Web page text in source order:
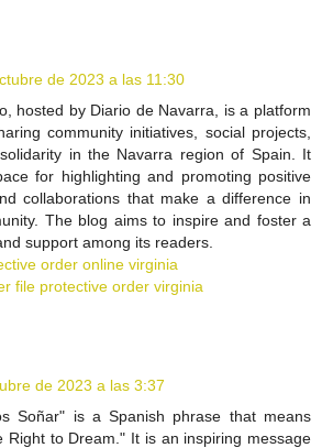
de 2023 a las 11:30
hosted by Diario de Navarra, is a platform
community initiatives, social projects,
in the Navarra region of Spain. It
for highlighting and promoting positive
collaborations that make a difference in
The blog aims to inspire and foster a
support among its readers.
order online virginia
file protective order virginia
de 2023 a las 3:37
Soñar" is a Spanish phrase that means
Right to Dream." It is an inspiring message